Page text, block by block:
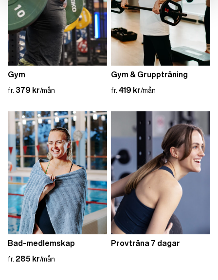
Söndag 04.00-19.00 (Obemannad medlemsentré
Lördag 09:00-17:00
Söndag 09:00-17:00
Gym
fr. 379 kr/mån
Gym & Gruppträning
fr. 419 kr/mån
Bad-medlemskap
fr. 285 kr/mån
Provträna 7 dagar